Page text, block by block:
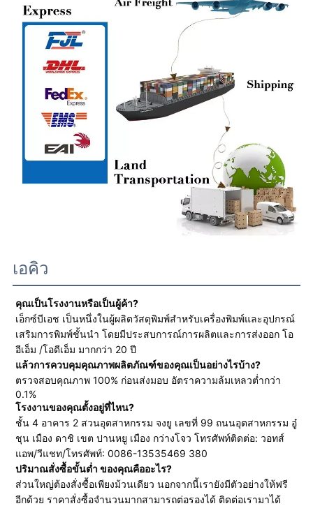
เอคิว
คุณเป็นโรงงานหรือเป็นผู้ค้า?
เอ็กซ์บีเอช เป็นหนึ่งในผู้ผลิตวัสดุพิมพ์สำหรับเครื่องพิมพ์และอุปกรณ์
เสริมการพิมพ์ชั้นนำ โดยมีประสบการณ์การผลิตและการส่งออก โอ
อีเอ็ม /โอดีเอ็ม มากกว่า 20 ปี
แล้วการควบคุมคุณภาพผลิตภัณฑ์ของคุณเป็นอย่างไรบ้าง?
ตรวจสอบคุณภาพ 100% ก่อนส่งมอบ อัตราความล้มเหลวต่ำกว่า
0.1%
โรงงานของคุณตั้งอยู่ที่ไหน?
ชั้น 4 อาคาร 2 สวนอุตสาหกรรม จงยู เลขที่ 99 ถนนอุตสาหกรรม อู๋
ชุน เมือง ดาชิ เขต ปานหยู เมือง กว่างโจว โทรศัพท์ติดต่อ: วอทส์
แอพ/วีแชท/โทรศัพท์: 0086-13535469 380
ปริมาณสั่งซื้อขั้นต่ำ ของคุณคืออะไร?
ส่วนใหญ่ต้องสั่งซื้อเพียงม้วนเดียว นอกจากนี้เรายังมีตัวอย่างให้ฟรี
อีกด้วย ราคาสั่งซื้อจำนวนมากสามารถต่อรองได้ ติดต่อเรามาได้